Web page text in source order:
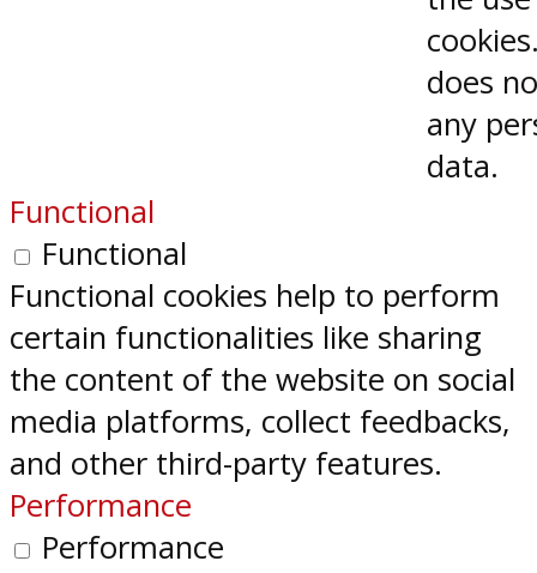
does
any
data.
Functional
Functional
Functional cookies help to perform
certain functionalities like sharing
the content of the website on social
media platforms, collect feedbacks,
and other third-party features.
Performance
Performance